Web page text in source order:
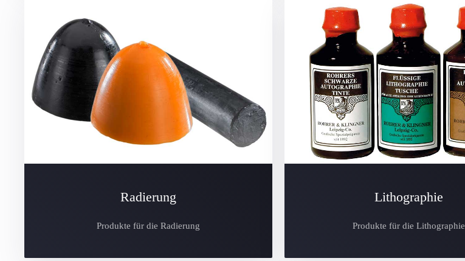
Radierung
Produkte für die Radierung
Lithographie
Produkte für die Lithographie